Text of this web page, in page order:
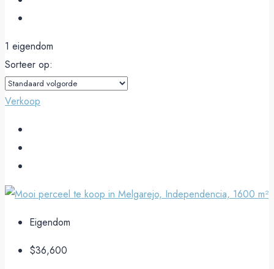
1 eigendom
Sorteer op:
Verkoop
Eigendom
$36,600